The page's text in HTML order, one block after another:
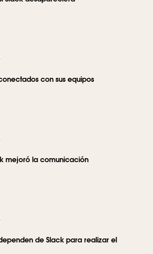
con sus equipos
mejoró la comunicación
de Slack para realizar el